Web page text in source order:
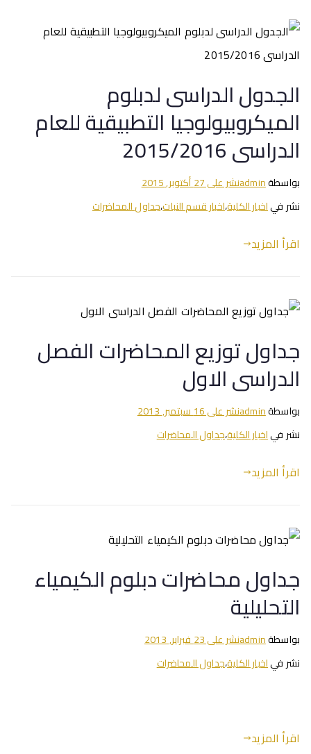
الجدول الدراسى لدبلوم
الميكروبيولوجيا التطبيقية للعام
الدراسى 2015/2016
بواسطةadminنشر على27 أكتوبر, 2015
نشر فياخبار الكلية،اخبار قسم النبات،جداول المحاضرات
اقرأ المزيد
جداول توزيع المحاضرات الفصل
الدراسى الاول
بواسطةadminنشر على16 سبتمبر, 2013
نشر فياخبار الكلية،جداول المحاضرات
اقرأ المزيد
جداول محاضرات دبلوم الكيمياء
التحليلية
بواسطةadminنشر على23 فبراير, 2013
نشر فياخبار الكلية،جداول المحاضرات
اقرأ المزيد